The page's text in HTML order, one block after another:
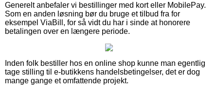
Generelt anbefaler vi bestillinger med kort eller MobilePay.
Som en anden løsning bør du bruge et tilbud fra for
eksempel ViaBill, for så vidt du har i sinde at honorere
betalingen over en længere periode.
Inden folk bestiller hos en online shop kunne man egentlig
tage stilling til e-butikkens handelsbetingelser, det er dog
mange gange et omfattende projekt.